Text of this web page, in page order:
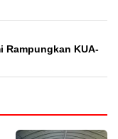
Rampungkan KUA-